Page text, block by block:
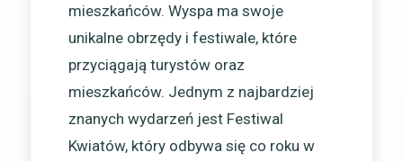
mieszkańców. Wyspa ma swoje
unikalne obrzędy i festiwale, które
przyciągają turystów oraz
mieszkańców. Jednym z najbardziej
znanych wydarzeń jest Festiwal
Kwiatów, który odbywa się co roku w